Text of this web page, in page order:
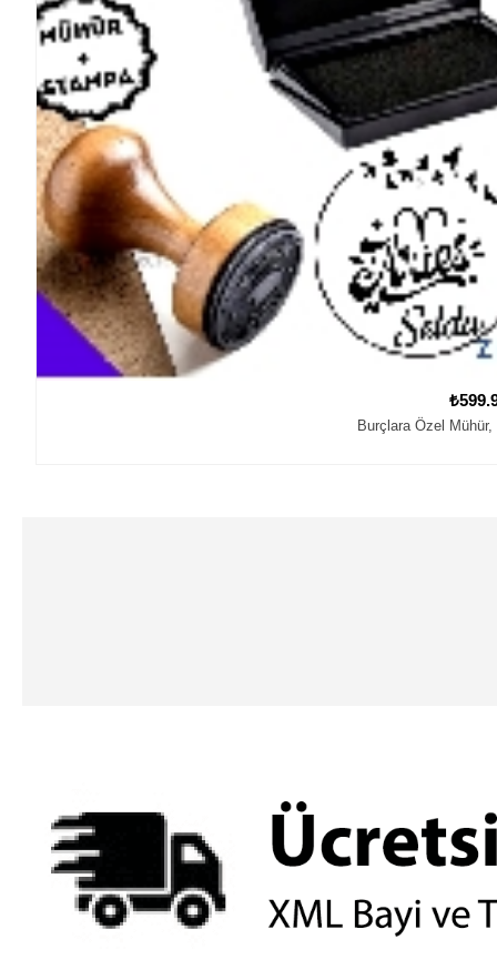
Burçlara Özel